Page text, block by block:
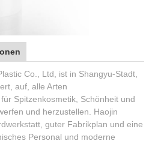
Co., Ltd, ist in Shangyu-Stadt,
auf, alle Arten
Spitzenkosmetik, Schönheit und
und herzustellen. Haojin
guter Fabrikplan und eine
Personal und moderne